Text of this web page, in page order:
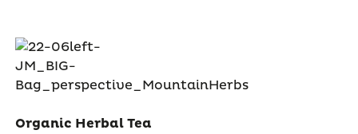
Organic Herbal Tea